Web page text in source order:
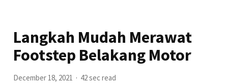
Langkah Mudah Merawat
Footstep Belakang Motor
December 18, 2021 42 sec read